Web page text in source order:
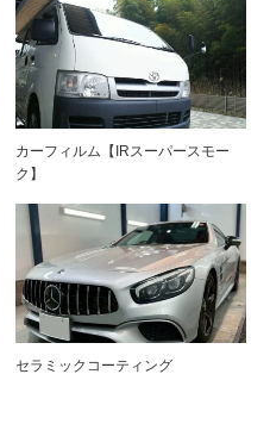
カーフィルム【IRスーパースモー
ク】
セラミックコーティング